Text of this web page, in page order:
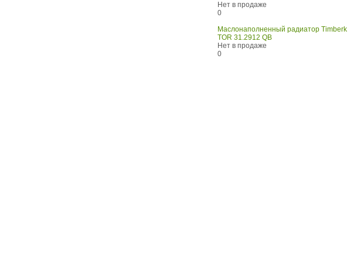
Нет в продаже
0
Маслонаполненный радиатор Timberk
TOR 31.2912 QB
Нет в продаже
0